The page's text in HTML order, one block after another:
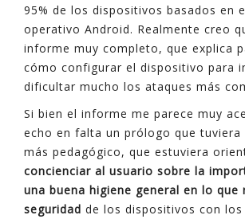
95% de los dispositivos basados en
operativo Android. Realmente creo
informe muy completo, que explica
cómo configurar el dispositivo para
dificultar mucho los ataques más
Si bien el informe me parece muy
echo en falta un prólogo que tuviera
más pedagógico, que estuviera
concienciar al usuario sobre la
una buena higiene general en lo que
seguridad de los dispositivos con los